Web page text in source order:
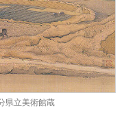
県立美術館蔵